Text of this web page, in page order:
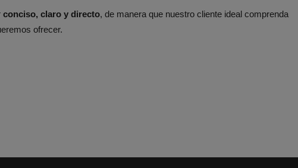
conciso, claro y directo, de manera que nuestro cliente ideal comprenda
ofrecer.